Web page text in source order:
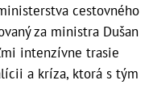
cestovného
za ministra Dušan
intenzívne trasie
a kríza, ktorá s tým